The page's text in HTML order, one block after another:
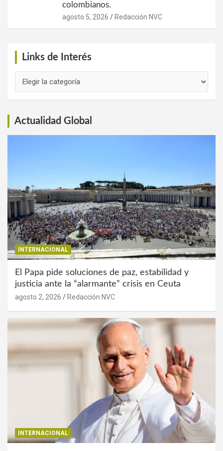
colombianos.
agosto 5, 2026 Redacción NVC
Links de Interés
Actualidad Global
INTERNACIONAL
El Papa pide soluciones de paz, estabilidad y
justicia ante la “alarmante” crisis en Ceuta
agosto 2, 2026 Redacción NVC
INTERNACIONAL